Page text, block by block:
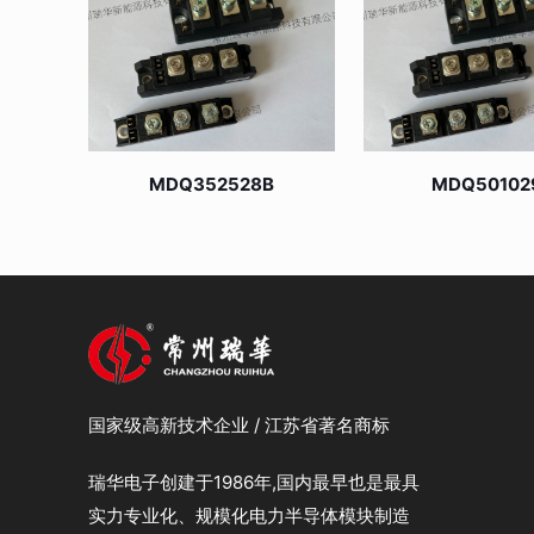
MDQ352528B
国家级高新技术企业 / 江苏省著名商标
瑞华电子创建于1986年,国内最早也是最具
实力专业化、规模化电力半导体模块制造